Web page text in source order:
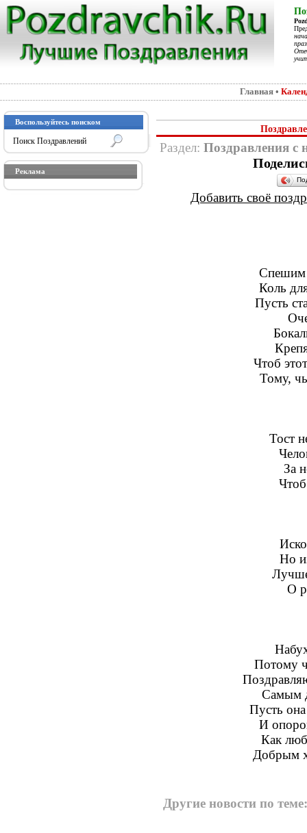
Главная •
Воспользуйтесь поиском
Реклама
Раздел: Поздравления с
Добавить своё
Спешим
Коль
Пусть
Чтоб
Тому,
Тост
За
Но
О
Потому
Самым
Пусть она
И
Как
Добрым
Другие новости по теме: